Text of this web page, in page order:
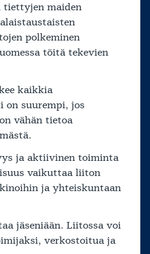
tiettyjen maiden
polkeminen
töitä tekevien
kaikkia
on suurempi, jos
vähän tietoa
ja aktiivinen toiminta
vaikuttaa liiton
ja yhteiskuntaan
jäseniään. Liitossa voi
verkostoitua ja